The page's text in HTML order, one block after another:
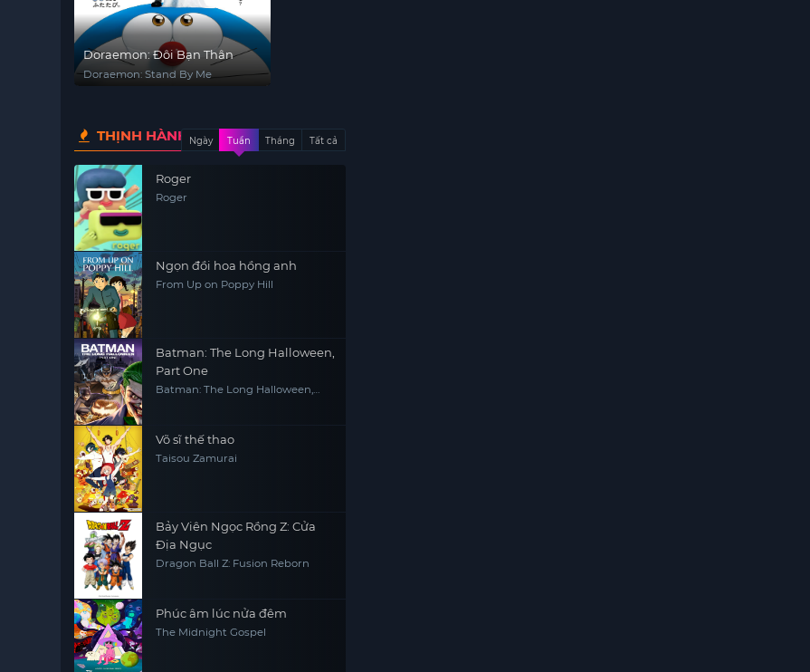
Doraemon: Đôi Bạn Thân
Doraemon: Stand By Me
THỊNH HÀNHNgày Tuần Tháng Tất cả
Roger
Roger
Ngọn đồi hoa hồng anh
From Up on Poppy Hill
Batman: The Long Halloween,
Part One
Batman: The Long Halloween,
Võ sĩ thế thao
Taisou Zamurai
Bảy Viên Ngọc Rồng Z: Cửa
Địa Ngục
Dragon Ball Z: Fusion Reborn
Phúc âm lúc nửa đêm
The Midnight Gospel